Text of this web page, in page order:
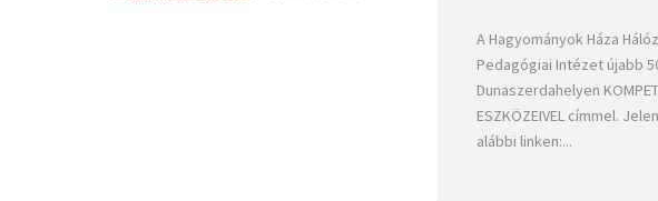
A Hagyományok Háza
Pedagógiai Intézet újabb
Dunaszerdahelyen
ESZKÖZEIVEL címmel.
alábbi linken:...